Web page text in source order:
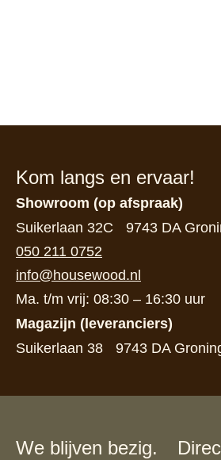
Kom langs en ervaar!
Showroom (op afspraak)
Suikerlaan 32C 9743 DA
050 211 0752
info@housewood.nl
Ma. t/m vrij: 08:30 – 16:30 uur
Magazijn (leveranciers)
Suikerlaan 38 9743 DA
We blijven bezig.